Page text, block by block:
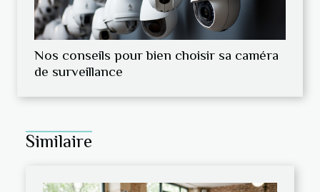
Nos conseils pour bien choisir sa caméra
de surveillance
Similaire